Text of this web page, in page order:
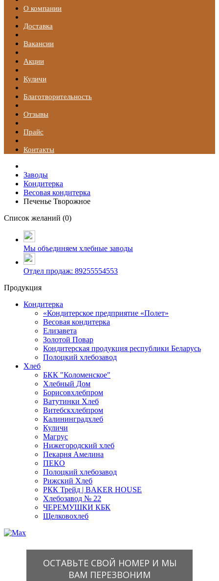
О компании
Доставка
Вакансии
Акции
Куличи
Благотворительность
Отзывы
Прайс
Контакты
Заводы
Кондитерка
Весовая кондитерка
Печенье Творожное
Список желаний (0)
Мы объединяем хлебные заводы
Отдел продаж: 89255554553
Продукция
Кондитерка
«Кондитерское предприятие «Полет»
Весовая кондитерка
Елизавета
Золотой Повар
Кондитерская продукция республики Беларусь
Полоцкий хлебозавод
Хлеб
БКК "Коломенское"
Хлебный Дом
Борисовхлебпром
Ватутинки Хлеб
Витебскхлебпром
Калининградхлеб
Куличи
Магрус
Нижегородский хлеб
Пекарня Амелина
ПЕКО
Полоцкий хлебозавод
Рижский Хлеб
РКК Трейд | BAKER HOUSE
Хлебозавод № 22
ЧЕРЕМУШКИ КБК
Щелковохлеб
ОСТАВЬТЕ СВОЙ НОМЕР И МЫ
ВАМ ПЕРЕЗВОНИМ